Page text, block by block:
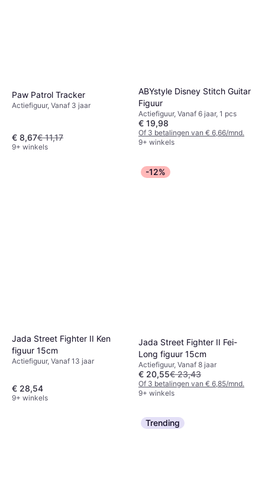
Paw Patrol Tracker
Actiefiguur, Vanaf 3 jaar
€ 8,67€ 11,17
9+ winkels
ABYstyle Disney Stitch Guitar
Figuur
Actiefiguur, Vanaf 6 jaar, 1 pcs
€ 19,98
Of 3 betalingen van € 6,66/mnd.
9+ winkels
Jada Street Fighter II Ken
figuur 15cm
Actiefiguur, Vanaf 13 jaar
€ 28,54
9+ winkels
-12%
Jada Street Fighter II Fei-
Long figuur 15cm
Actiefiguur, Vanaf 8 jaar
€ 20,55€ 23,43
Of 3 betalingen van € 6,85/mnd.
9+ winkels
Trending